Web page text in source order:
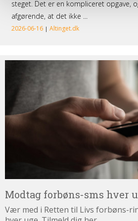
uge
Modtag forbøns-sms hver
Vær med i Retten til Livs forbøns-